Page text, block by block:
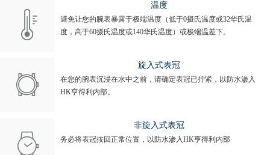
温度
避免让您的腕表暴露于极端温度（低于0摄氏温度或32华氏温
度，高于60摄氏温度或140华氏温度）或极端温差下。
旋入式表冠
在您的腕表沉浸在水中之前，请确定表冠已拧紧，以防水渗入
HK亨得利内部。
非旋入式表冠
务必将表冠按回正常位置，以防水渗入HK亨得利内部